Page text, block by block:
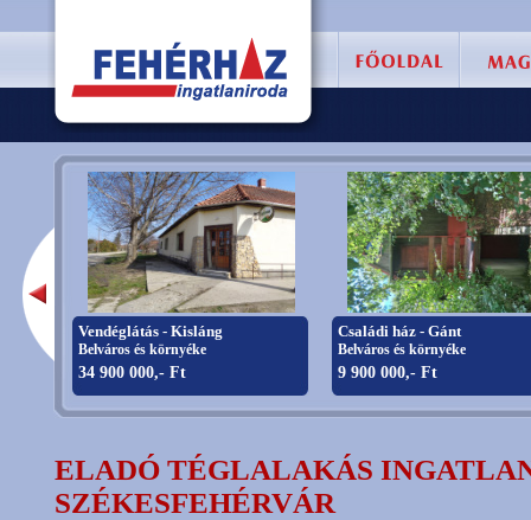
Vendéglátás - Kisláng
Belváros és környéke
34 900 000,- Ft
Családi ház - Gánt
Belváros és környéke
9 900 000,- Ft
ELADÓ TÉGLALAKÁS
SZÉKESFEHÉRVÁR